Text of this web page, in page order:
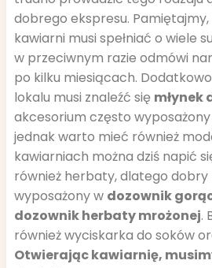
dobrego ekspresu. Pamiętajmy,
kawiarni musi spełniać o wiele
w przeciwnym razie odmówi
po kilku miesiącach.
lokalu musi znaleźć się młynek
akcesorium często
jednak warto mieć również
kawiarniach można dziś napić
również herbaty, dlatego dobry
wyposażony w dozownik
dozownik herbaty mrożonej.
również wyciskarka do soków
Otwierając kawiarnię,